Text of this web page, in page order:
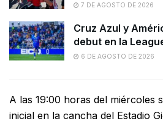
7 DE AGOSTO DE 2026
Cruz Azul y
debut en la
6 DE AGOSTO DE 2026
A las 19:00 horas del miércoles
inicial en la cancha del Estadio